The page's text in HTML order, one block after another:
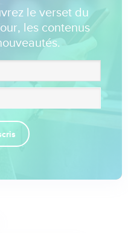
le verset du
les contenus